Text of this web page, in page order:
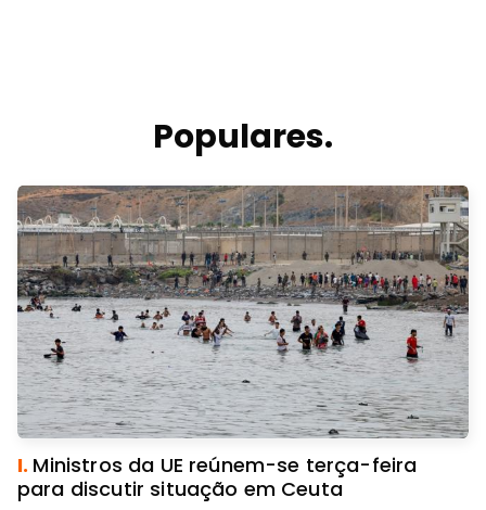
Populares.
I. Ministros da UE reúnem-se terça-feira
para discutir situação em Ceuta